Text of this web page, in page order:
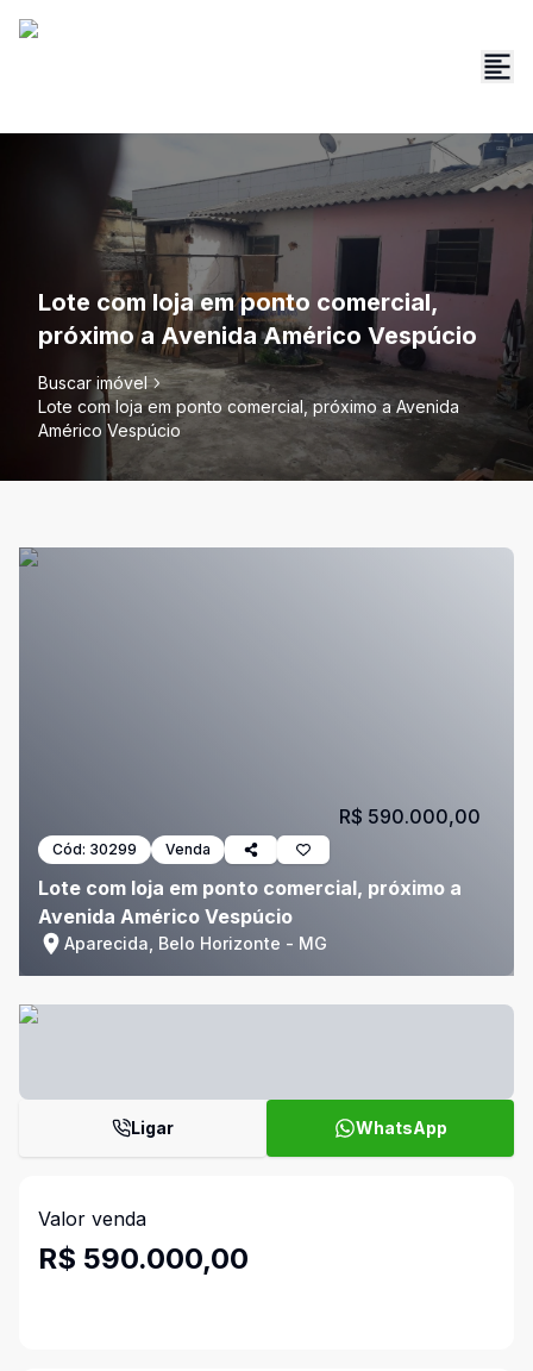
Lote com loja em ponto comercial,
próximo a Avenida Américo Vespúcio
Buscar imóvel
Lote com loja em ponto comercial, próximo a Avenida
Américo Vespúcio
Cód: 30299 Venda
Lote com loja em ponto comercial, próximo a
Avenida Américo Vespúcio
Aparecida, Belo Horizonte - MG
R$ 590.000,00
Ligar WhatsApp
Valor venda
R$ 590.000,00